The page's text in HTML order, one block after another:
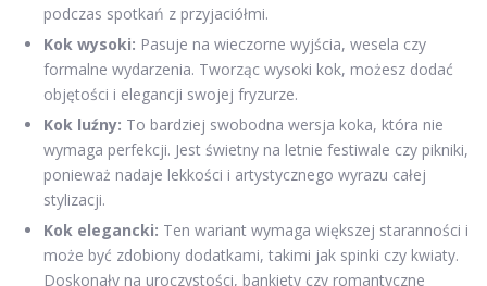
podczas spotkań z przyjaciółmi.
Kok wysoki: Pasuje na wieczorne wyjścia, wesela czy
formalne wydarzenia. Tworząc wysoki kok, możesz dodać
objętości i elegancji swojej fryzurze.
Kok luźny: To bardziej swobodna wersja koka, która nie
wymaga perfekcji. Jest świetny na letnie festiwale czy pikniki,
ponieważ nadaje lekkości i artystycznego wyrazu całej
stylizacji.
Kok elegancki: Ten wariant wymaga większej staranności i
może być zdobiony dodatkami, takimi jak spinki czy kwiaty.
Doskonały na uroczystości, bankiety czy romantyczne